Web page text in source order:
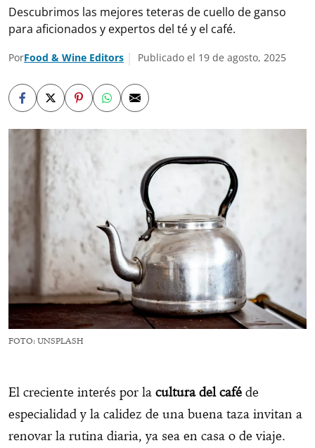
Descubrimos las mejores teteras de cuello de ganso
para aficionados y expertos del té y el café.
PorFood & Wine Editors Publicado el 19 de agosto, 2025
FOTO: UNSPLASH
El creciente interés por la cultura del café de
especialidad y la calidez de una buena taza invitan a
renovar la rutina diaria, ya sea en casa o de viaje.